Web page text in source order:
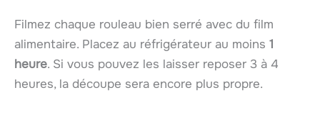
Filmez chaque rouleau bien serré avec du film
alimentaire. Placez au réfrigérateur au moins 1
heure. Si vous pouvez les laisser reposer 3 à 4
heures, la découpe sera encore plus propre.